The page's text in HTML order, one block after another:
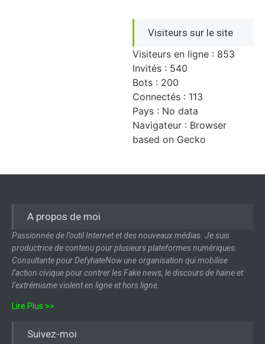
Visiteurs sur le site
Visiteurs en ligne : 853
Invités : 540
Bots : 200
Connectés : 113
Pays : No data
Navigateur : Browser
based on Gecko
A propos de moi
Passionnée de l’outil Internet et des nouveaux médias. Je suis
productrice de contenu pour plusieurs plateformes numériques.
Consultante pour DefyhateNow une organisation qui mobilise
l’action civique pour contrer les Fake news, le discours de haine et
l’extrémisme violent en ligne et hors ligne.
Lire Plus >>
Suivez-moi